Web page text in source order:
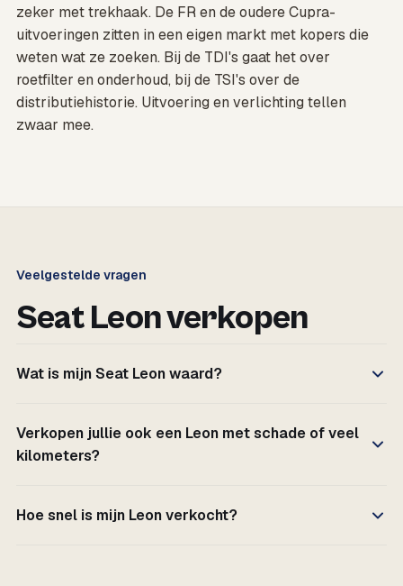
zeker met trekhaak. De FR en de oudere Cupra-
uitvoeringen zitten in een eigen markt met kopers die
weten wat ze zoeken. Bij de TDI's gaat het over
roetfilter en onderhoud, bij de TSI's over de
distributiehistorie. Uitvoering en verlichting tellen
zwaar mee.
Veelgestelde vragen
Seat Leon verkopen
Wat is mijn Seat Leon waard?
Verkopen jullie ook een Leon met schade of veel
kilometers?
Hoe snel is mijn Leon verkocht?